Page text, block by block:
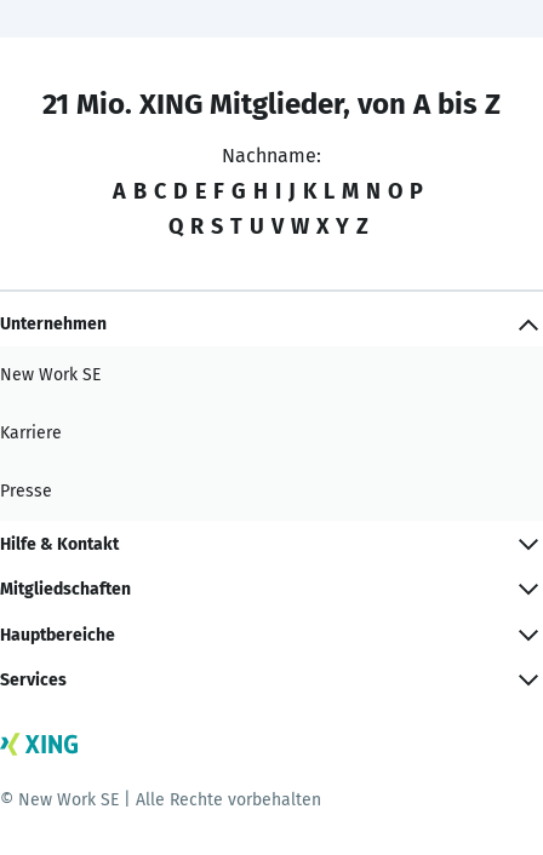
21 Mio. XING Mitglieder, von A bis Z
Nachname:
A B C D E F G H I J K L M N O P
Q R S T U V W X Y Z
Unternehmen
New Work SE
Karriere
Presse
Hilfe & Kontakt
Mitgliedschaften
Hauptbereiche
Services
© New Work SE | Alle Rechte vorbehalten